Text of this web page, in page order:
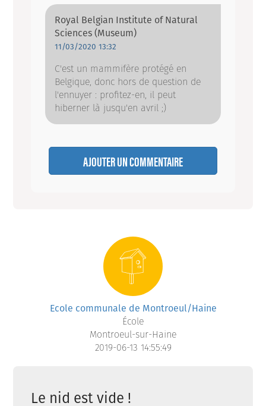
Royal Belgian Institute of Natural
Sciences (Museum)
11/03/2020 13:32
C'est un mammifère protégé en
Belgique, donc hors de question de
l'ennuyer : profitez-en, il peut
hiberner là jusqu'en avril ;)
AJOUTER UN COMMENTAIRE
Ecole communale de Montroeul/Haine
École
Montroeul-sur-Haine
2019-06-13 14:55:49
Le nid est vide !